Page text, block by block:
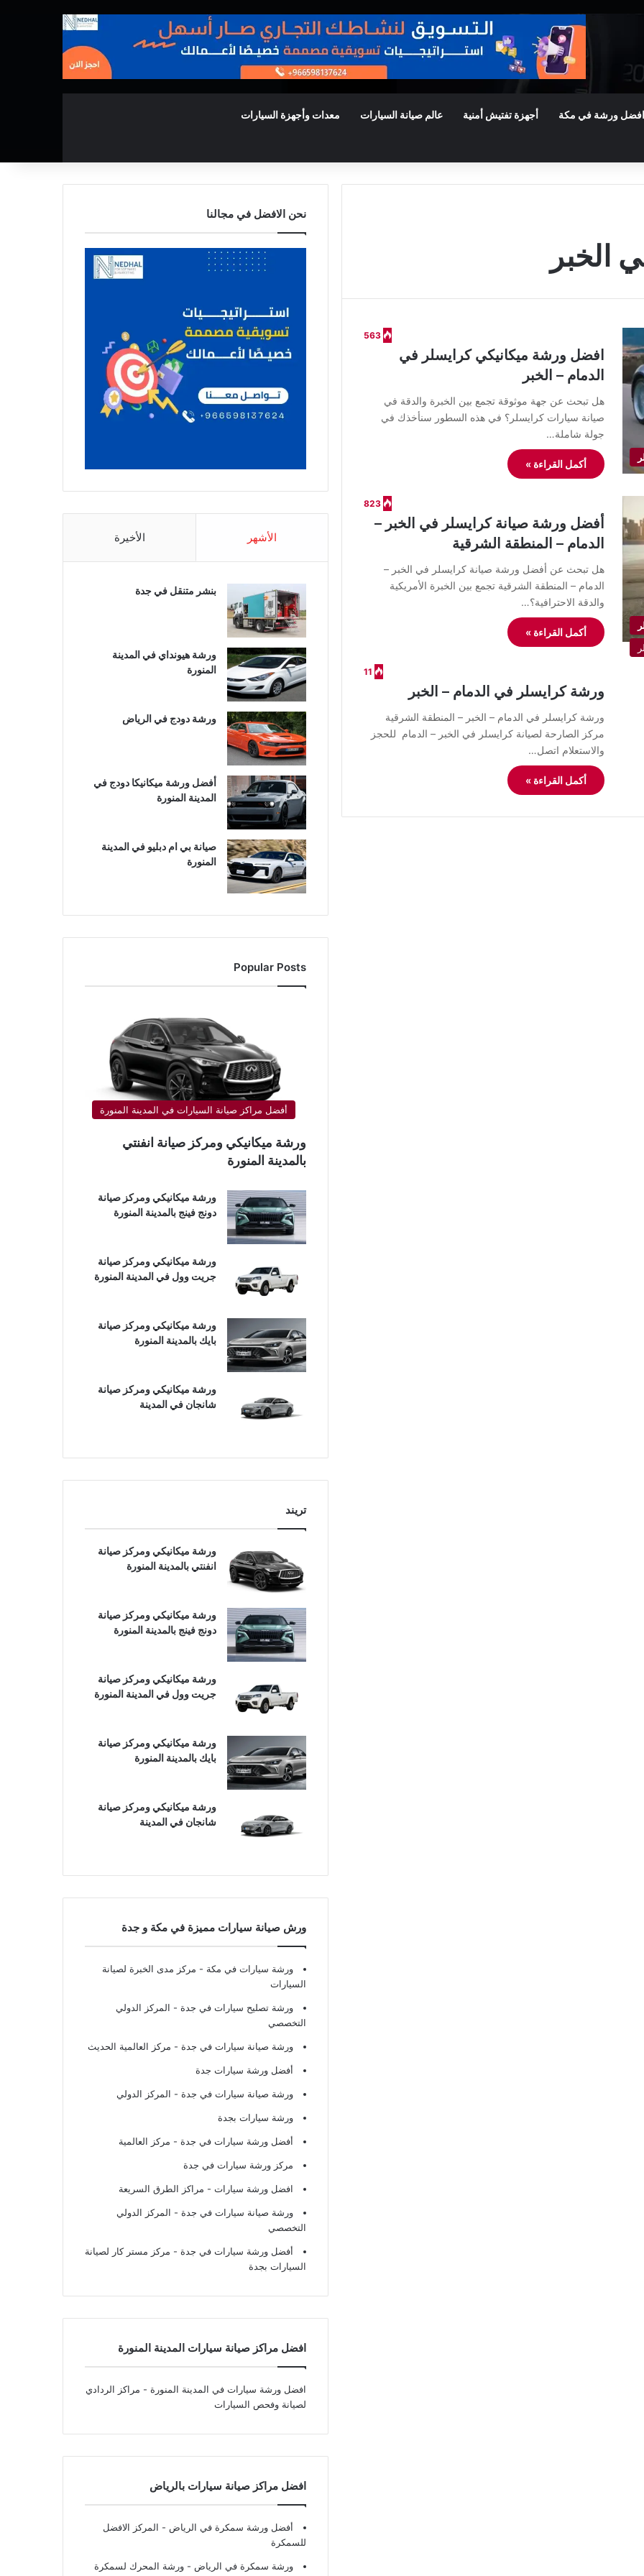
افضل ورشة في مكة أجهزة تفتيش أمنية عالم صيانة السيارات معدات وأجهزة السيارات
الخبر
563
افضل ورشة ميكانيكي كرايسلر في
الدمام – الخبر
هل تبحث عن جهة موثوقة تجمع بين الخبرة والدقة في
صيانة سيارات كرايسلر؟ في هذه السطور سنأخذك في
جولة شاملة…
أكمل القراءة »
823
أفضل ورشة صيانة كرايسلر في الخبر –
الدمام – المنطقة الشرقية
هل تبحث عن أفضل ورشة صيانة كرايسلر في الخبر –
الدمام – المنطقة الشرقية تجمع بين الخبرة الأمريكية
والدقة الاحترافية؟…
أكمل القراءة »
11
ورشة كرايسلر في الدمام – الخبر
ورشة كرايسلر في الدمام – الخبر – المنطقة الشرقية
مركز الصارحة لصيانة كرايسلر في الخبر – الدمام للحجز
والاستعلام اتصل…
أكمل القراءة »
نحن الافضل في مجالنا
الأشهر الأخيرة
بنشر متنقل في جدة
ورشة هيونداي في المدينة
المنورة
ورشة دودج في الرياض
أفضل ورشة ميكانيكا دودج في
المدينة المنورة
صيانة بي ام دبليو في المدينة
المنورة
Popular Posts
أفضل مراكز صيانة السيارات في المدينة المنورة
ورشة ميكانيكي ومركز صيانة انفنتي
بالمدينة المنورة
ورشة ميكانيكي ومركز صيانة
دونج فينج بالمدينة المنورة
ورشة ميكانيكي ومركز صيانة
جريت وول في المدينة المنورة
ورشة ميكانيكي ومركز صيانة
بايك بالمدينة المنورة
ورشة ميكانيكي ومركز صيانة
شانجان في المدينة
تريند
ورشة ميكانيكي ومركز صيانة
انفنتي بالمدينة المنورة
ورشة ميكانيكي ومركز صيانة
دونج فينج بالمدينة المنورة
ورشة ميكانيكي ومركز صيانة
جريت وول في المدينة المنورة
ورشة ميكانيكي ومركز صيانة
بايك بالمدينة المنورة
ورشة ميكانيكي ومركز صيانة
شانجان في المدينة
ورش صيانة سيارات مميزة في مكة و جدة
ورشة سيارات في مكة - مركز مدى الخبرة لصيانة
السيارات
ورشة تصليح سيارات في جدة - المركز الدولي
التخصصي
ورشة صيانة سيارات في جدة - مركز العالمية الحديث
أفضل ورشة سيارات جدة
ورشة صيانة سيارات في جدة - المركز الدولي
ورشة سيارات بجدة
أفضل ورشة سيارات في جدة - مركز العالمية
مركز ورشة سيارات في جدة
افضل ورشة سيارات - مراكز الطرق السريعة
ورشة صيانة سيارات في جدة - المركز الدولي
التخصصي
أفضل ورشة سيارات في جدة - مركز مستر كار لصيانة
السيارات بجدة
افضل مراكز صيانة سيارات المدينة المنورة
افضل ورشة سيارات في المدينة المنورة - مراكز الردادي
لصيانة وفحص السيارات
افضل مراكز صيانة سيارات بالرياض
أفضل ورشة سمكرة في الرياض - المركز الافضل
للسمكرة
ورشة سمكرة في الرياض - ورشة المحرك لسمكرة